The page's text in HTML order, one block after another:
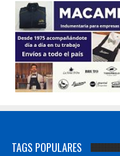
TAGS POPULARES